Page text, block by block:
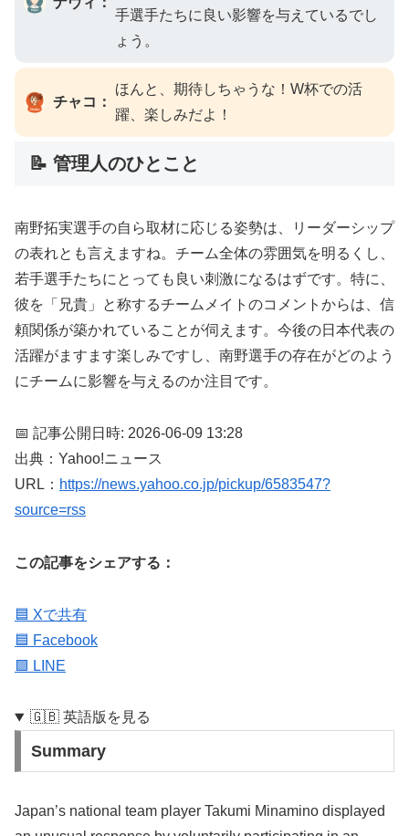
手選手たちに良い影響を与えているでし
ょう。
チャコ：
ほんと、期待しちゃうな！W杯での活
躍、楽しみだよ！
📝 管理人のひとこと
南野拓実選手の自ら取材に応じる姿勢は、リーダーシップ
の表れとも言えますね。チーム全体の雰囲気を明るくし、
若手選手たちにとっても良い刺激になるはずです。特に、
彼を「兄貴」と称するチームメイトのコメントからは、信
頼関係が築かれていることが伺えます。今後の日本代表の
活躍がますます楽しみですし、南野選手の存在がどのよう
にチームに影響を与えるのか注目です。
📅 記事公開日時: 2026-06-09 13:28
出典：Yahoo!ニュース
URL： https://news.yahoo.co.jp/pickup/6583547?
source=rss
この記事をシェアする：
🟦 Xで共有
🟦 Facebook
🟩 LINE
🇬🇧 英語版を見る
Summary
Japan’s national team player Takumi Minamino displayed